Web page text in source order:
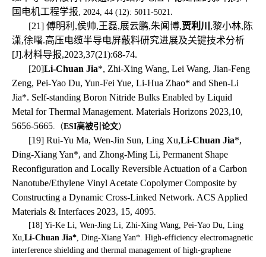
国电机工程学报, 2024, 44 (12): 5011-5021.
[21] 傅明利 ,侯帅,王磊,展云鹏,朱闻博,贾利川 ,黎小林, 陈
潇,徐曙.高压电缆半导电屏蔽料研究进展及关键技术分析
[J].材料导报,2023,37(21):68-74.
[20]Li-Chuan Jia*, Zhi-Xing Wang, Lei Wang, Jian-Feng
Zeng, Pei-Yao Du, Yun-Fei Yue, Li-Hua Zhao* and Shen-Li
Jia*. Self-standing Boron Nitride Bulks Enabled by Liquid
Metal for Thermal Management. Materials Horizons 2023,10,
5656-5665. （ESI高被引论文）
[19] Rui-Yu Ma, Wen-Jin Sun, Ling Xu,Li-Chuan Jia*,
Ding-Xiang Yan*, and Zhong-Ming Li, Permanent Shape
Reconfiguration and Locally Reversible Actuation of a Carbon
Nanotube/Ethylene Vinyl Acetate Copolymer Composite by
Constructing a Dynamic Cross-Linked Network. ACS Applied
Materials & Interfaces 2023, 15, 4095.
[18] Yi-Ke Li, Wen-Jing Li, Zhi-Xing Wang, Pei-Yao Du, Ling
Xu,Li-Chuan Jia*, Ding-Xiang Yan*. High-efficiency electromagnetic
interference shielding and thermal management of high-graphene